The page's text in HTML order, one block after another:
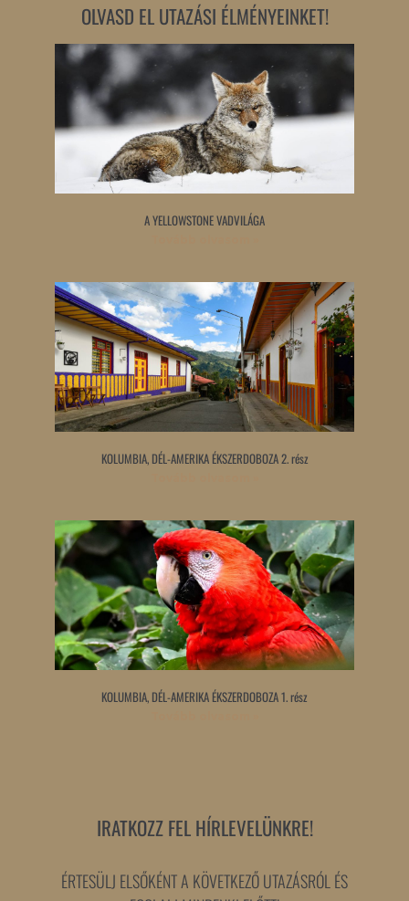
OLVASD EL UTAZÁSI ÉLMÉNYEINKET!
A YELLOWSTONE VADVILÁGA
KOLUMBIA, DÉL-AMERIKA ÉKSZERDOBOZA 2. rész
KOLUMBIA, DÉL-AMERIKA ÉKSZERDOBOZA 1. rész
IRATKOZZ FEL HÍRLEVELÜNKRE!
ÉRTESÜLJ ELSŐKÉNT A KÖVETKEZŐ UTAZÁSRÓL ÉS